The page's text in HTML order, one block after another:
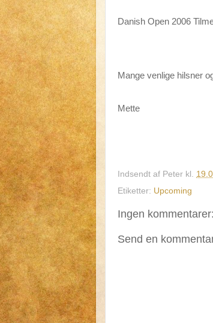
Danish Open 2006
Mange venlige hilsner
Mette
Indsendt af Peter kl.
Etiketter: Upcoming
Ingen kommentarer:
Send en